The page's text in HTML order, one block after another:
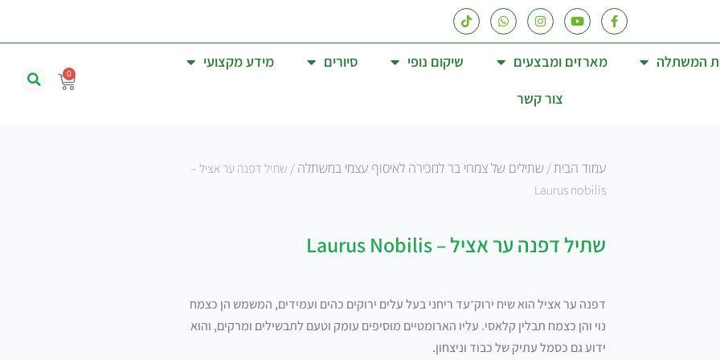
F
a
c
Y
o
u
u
I
n
s
a
a
m
W
h
a
s
T
i
k
o המשתלה מארזים ומבצעים שיקום נופי סיורים
מידע מקצועי
צור קשר
0
עגלת
עמוד הבית/שתילים של צמחי בר למכירה לאיסוף עצמי במשתלה/ שתיל דפנה ער אציל –
Laurus nobilis
שתיל דפנה ער אציל – Laurus Nobilis
דפנה ער אציל הוא שיח ירוק־עד ריחני בעל עלים ירוקים כהים ועמידים, המשמש הן כצמח
נוי והן כצמח תבלין קלאסי. עליו הארומטיים מוסיפים עומק וטעם לתבשילים ומרקים, והוא
ידוע גם כסמל עתיק של כבוד וניצחון.